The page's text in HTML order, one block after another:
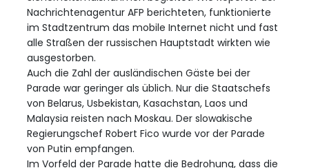
Nachrichtenagentur AFP berichteten, funktionierte
im Stadtzentrum das mobile Internet nicht und fast
alle Straßen der russischen Hauptstadt wirkten wie
ausgestorben.
Auch die Zahl der ausländischen Gäste bei der
Parade war geringer als üblich. Nur die Staatschefs
von Belarus, Usbekistan, Kasachstan, Laos und
Malaysia reisten nach Moskau. Der slowakische
Regierungschef Robert Fico wurde vor der Parade
von Putin empfangen.
Im Vorfeld der Parade hatte die Bedrohung, dass die